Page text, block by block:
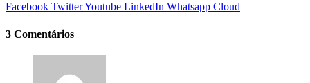
Facebook TwitterYoutube LinkedIn Whatsapp Cloud
3 Comentários